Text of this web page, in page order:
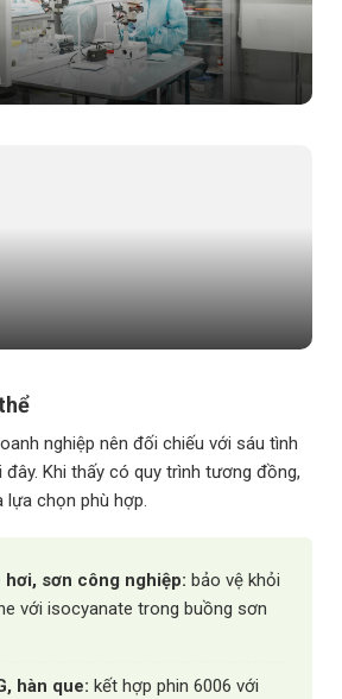
nghiệp nên đối chiếu với sáu tình
Khi thấy có quy trình tương đồng,
lựa chọn phù hợp.
hơi, sơn công nghiệp: bảo vệ khỏi
với isocyanate trong buồng sơn
hàn que: kết hợp phin 6006 với